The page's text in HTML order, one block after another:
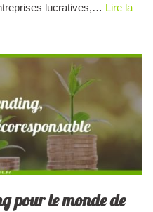
lucratives,… Lire la
pour le monde de